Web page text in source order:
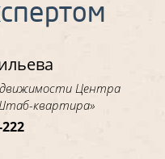
Центра
квартира»